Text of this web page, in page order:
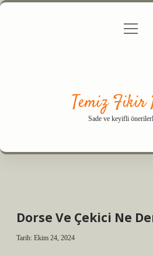
Gizlilik Politikası
menüyü
Temiz Fikir
Sade ve keyifli
Dorse Ve Çekici Ne
Tarih: Ekim 24, 2024